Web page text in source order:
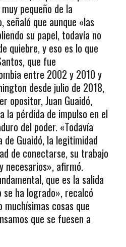
pequeño de la
señaló que aunque «las
su papel, todavía no
quiebre, y eso es lo que
que fue
entre 2002 y 2010 y
desde julio de 2018,
opositor, Juan Guaidó,
la pérdida de impulso en el
del poder. «Todavía
Guaidó, la legitimidad
de conectarse, su trabajo
necesarios», afirmó.
que es la salida
ha logrado», recalcó
muchísimas cosas que
que se fuesen a